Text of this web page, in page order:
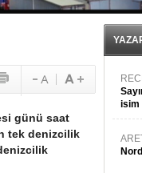
mavi sularında
‘Çözüm Anahtarı’
günü saat
tek denizcilik
isim